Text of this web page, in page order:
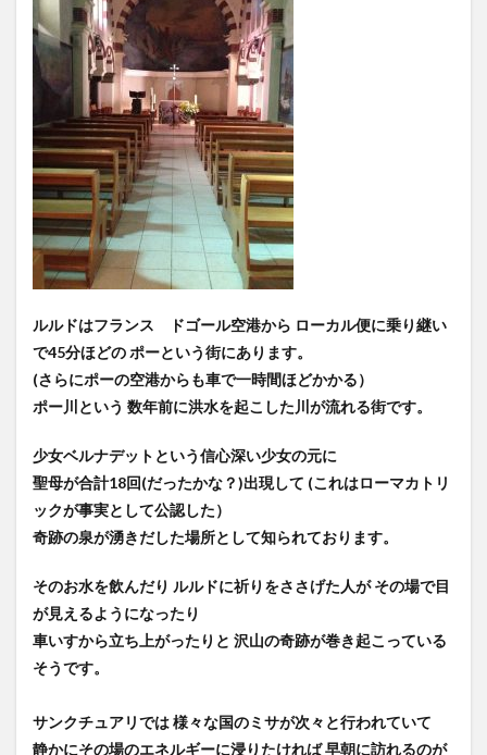
ルルドはフランス ドゴール空港から ローカル便に乗り継い
で45分ほどの ポーという街にあります。
(さらにポーの空港からも車で一時間ほどかかる）
ポー川という 数年前に洪水を起こした川が流れる街です。
少女ベルナデットという信心深い少女の元に
聖母が合計18回(だったかな？)出現して (これはローマカトリ
ックが事実として公認した）
奇跡の泉が湧きだした場所として知られております。
そのお水を飲んだり ルルドに祈りをささげた人が その場で目
が見えるようになったり
車いすから立ち上がったりと 沢山の奇跡が巻き起こっている
そうです。
サンクチュアリでは 様々な国のミサが次々と行われていて
静かにその場のエネルギーに浸りたければ 早朝に訪れるのが